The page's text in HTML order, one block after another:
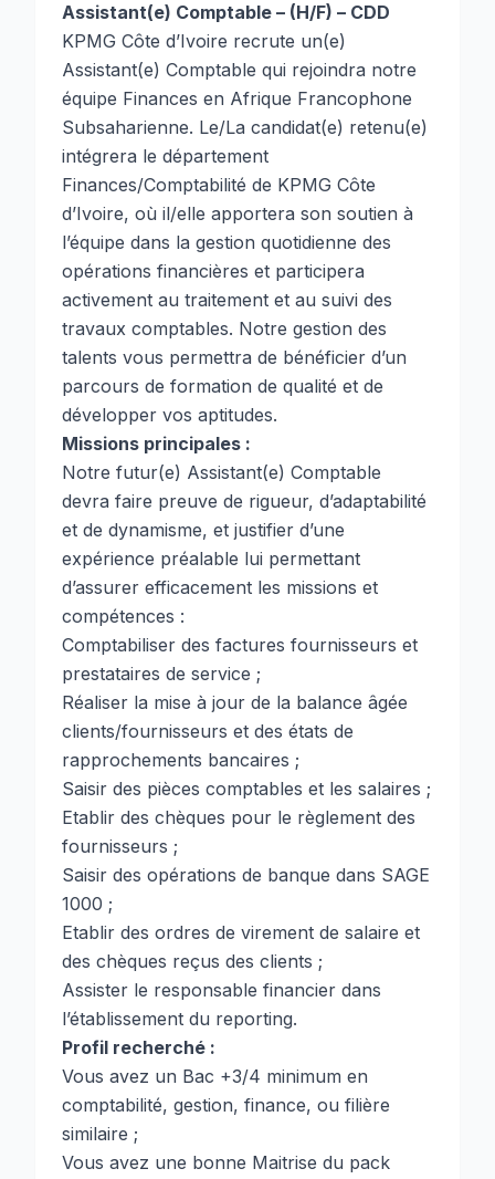
Assistant(e) Comptable – (H/F) – CDD
KPMG Côte d’Ivoire recrute un(e)
Assistant(e) Comptable qui rejoindra notre
équipe Finances en Afrique Francophone
Subsaharienne. Le/La candidat(e) retenu(e)
intégrera le département
Finances/Comptabilité de KPMG Côte
d’Ivoire, où il/elle apportera son soutien à
l’équipe dans la gestion quotidienne des
opérations financières et participera
activement au traitement et au suivi des
travaux comptables. Notre gestion des
talents vous permettra de bénéficier d’un
parcours de formation de qualité et de
développer vos aptitudes.
Missions principales :
Notre futur(e) Assistant(e) Comptable
devra faire preuve de rigueur, d’adaptabilité
et de dynamisme, et justifier d’une
expérience préalable lui permettant
d’assurer efficacement les missions et
compétences :
Comptabiliser des factures fournisseurs et
prestataires de service ;
Réaliser la mise à jour de la balance âgée
clients/fournisseurs et des états de
rapprochements bancaires ;
Saisir des pièces comptables et les salaires ;
Etablir des chèques pour le règlement des
fournisseurs ;
Saisir des opérations de banque dans SAGE
1000 ;
Etablir des ordres de virement de salaire et
des chèques reçus des clients ;
Assister le responsable financier dans
l’établissement du reporting.
Profil recherché :
Vous avez un Bac +3/4 minimum en
comptabilité, gestion, finance, ou filière
similaire ;
Vous avez une bonne Maitrise du pack